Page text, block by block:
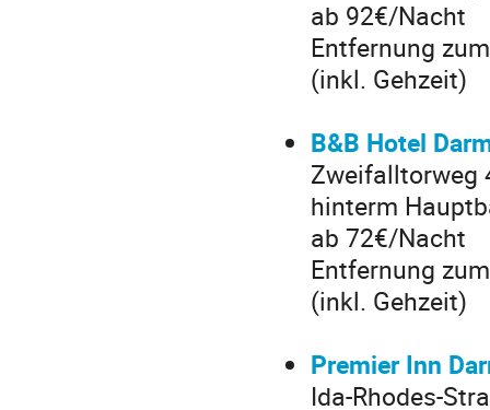
ab 92€/Nacht
Entfernung
(inkl. Gehzeit)
B&B Hotel
Zweifalltorweg
hinterm
ab 72€/Nacht
Entfernung
(inkl. Gehzeit)
Premier Inn
Ida-Rhodes-